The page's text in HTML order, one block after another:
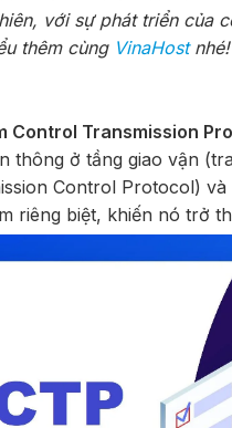
với sự phát triển của
thêm cùng VinaHostnhé!
Control Transmission
thông ở tầng giao vận
Control Protocol)
riêng biệt, khiến nó trở